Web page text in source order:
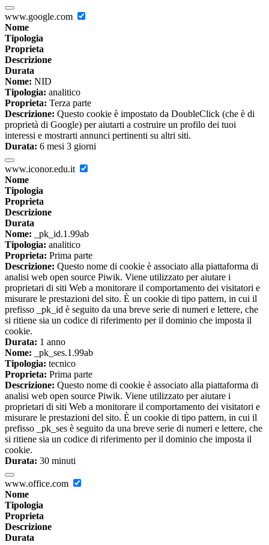
www.google.com
Nome
Tipologia
Proprieta
Descrizione
Durata
Nome: NID
Tipologia: analitico
Proprieta: Terza parte
Descrizione: Questo cookie è impostato da DoubleClick (che è di
proprietà di Google) per aiutarti a costruire un profilo dei tuoi
interessi e mostrarti annunci pertinenti su altri siti.
Durata: 6 mesi 3 giorni
www.iconor.edu.it
Nome
Tipologia
Proprieta
Descrizione
Durata
Nome: _pk_id.1.99ab
Tipologia: analitico
Proprieta: Prima parte
Descrizione: Questo nome di cookie è associato alla piattaforma di
analisi web open source Piwik. Viene utilizzato per aiutare i
proprietari di siti Web a monitorare il comportamento dei visitatori e
misurare le prestazioni del sito. È un cookie di tipo pattern, in cui il
prefisso _pk_id è seguito da una breve serie di numeri e lettere, che
si ritiene sia un codice di riferimento per il dominio che imposta il
cookie.
Durata: 1 anno
Nome: _pk_ses.1.99ab
Tipologia: tecnico
Proprieta: Prima parte
Descrizione: Questo nome di cookie è associato alla piattaforma di
analisi web open source Piwik. Viene utilizzato per aiutare i
proprietari di siti Web a monitorare il comportamento dei visitatori e
misurare le prestazioni del sito. È un cookie di tipo pattern, in cui il
prefisso _pk_ses è seguito da una breve serie di numeri e lettere, che
si ritiene sia un codice di riferimento per il dominio che imposta il
cookie.
Durata: 30 minuti
www.office.com
Nome
Tipologia
Proprieta
Descrizione
Durata